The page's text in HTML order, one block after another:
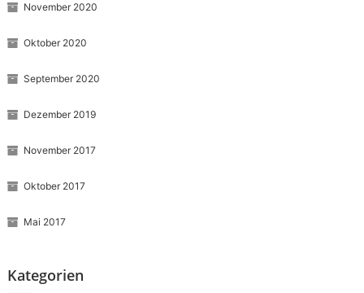
November 2020
Oktober 2020
September 2020
Dezember 2019
November 2017
Oktober 2017
Mai 2017
Kategorien